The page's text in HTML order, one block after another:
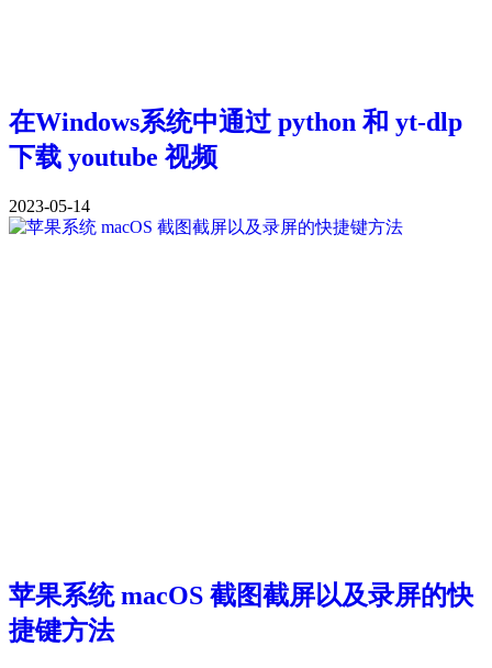
在Windows系统中通过 python 和 yt-dlp
下载 youtube 视频
2023-05-14
苹果系统 macOS 截图截屏以及录屏的快
捷键方法